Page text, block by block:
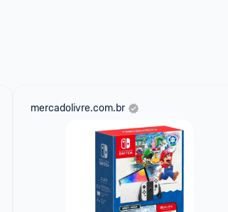
mercadolivre.com.br